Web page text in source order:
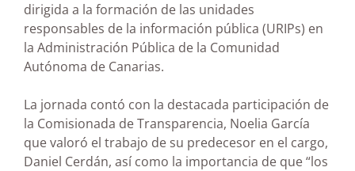
dirigida a la formación de las unidades
responsables de la información pública (URIPs) en
la Administración Pública de la Comunidad
Autónoma de Canarias.
La jornada contó con la destacada participación de
la Comisionada de Transparencia, Noelia García
que valoró el trabajo de su predecesor en el cargo,
Daniel Cerdán, así como la importancia de que “los